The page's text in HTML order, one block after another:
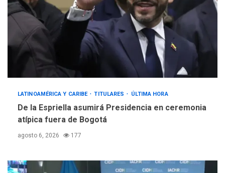
LATINOAMÉRICA Y CARIBE TITULARES ÚLTIMA HORA
De la Espriella asumirá Presidencia en ceremonia
atípica fuera de Bogotá
agosto 6, 2026 177